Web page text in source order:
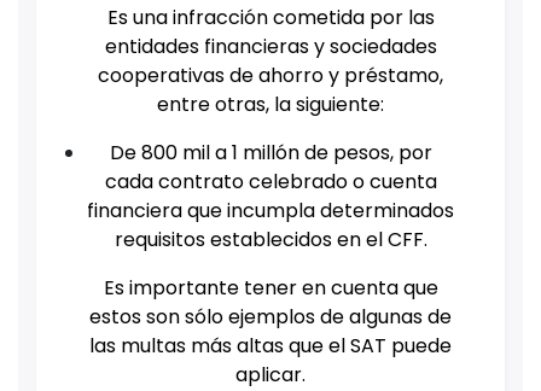
Es una infracción cometida por las
entidades financieras y sociedades
cooperativas de ahorro y préstamo,
entre otras, la siguiente:
De 800 mil a 1 millón de pesos, por
cada contrato celebrado o cuenta
financiera que incumpla determinados
requisitos establecidos en el CFF.
Es importante tener en cuenta que
estos son sólo ejemplos de algunas de
las multas más altas que el SAT puede
aplicar.